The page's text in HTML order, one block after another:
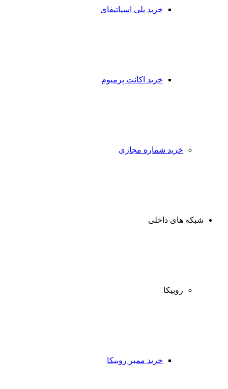
خرید پلی اسپاتیفای
خرید اکانت پرمیوم
خرید شماره مجازی
شبکه های داخلی
روبیکا
خرید ممبر روبیکا